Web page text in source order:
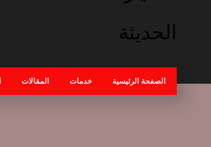
الصفحة الرئيسية خدمات المقالات